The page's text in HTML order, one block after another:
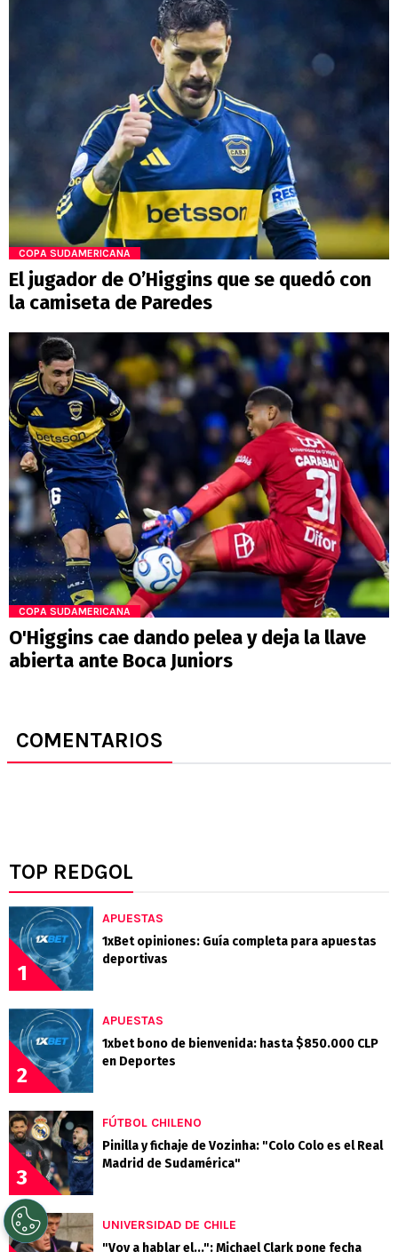
COPA SUDAMERICANA
El jugador de O’Higgins que se quedó con
la camiseta de Paredes
COPA SUDAMERICANA
O'Higgins cae dando pelea y deja la llave
abierta ante Boca Juniors
COMENTARIOS
TOP REDGOL
1
APUESTAS
1xBet opiniones: Guía completa para apuestas
deportivas
2
APUESTAS
1xbet bono de bienvenida: hasta $850.000 CLP
en Deportes
3
FÚTBOL CHILENO
Pinilla y fichaje de Vozinha: "Colo Colo es el Real
Madrid de Sudamérica"
UNIVERSIDAD DE CHILE
"Voy a hablar el...": Michael Clark pone fecha